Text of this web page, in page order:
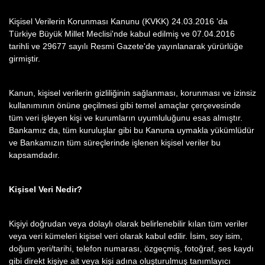
Kişisel Verilerin Korunması Kanunu (KVKK) 24.03.2016 'da
Türkiye Büyük Millet Meclisi'nde kabul edilmiş ve 07.04.2016
tarihli ve 29677 sayılı Resmi Gazete'de yayınlanarak yürürlüğe
girmiştir.
Kanun, kişisel verilerin gizliliğinin sağlanması, korunması ve izinsiz
kullanımının önüne geçilmesi gibi temel amaçlar çerçevesinde
tüm veri işleyen kişi ve kurumların uyumluluğunu esas almıştır.
Bankamız da, tüm kuruluşlar gibi bu Kanuna uymakla yükümlüdür
ve Bankamızın tüm süreçlerinde işlenen kişisel veriler bu
kapsamdadır.
Kişisel Veri Nedir?
Kişiyi doğrudan veya dolaylı olarak belirlenebilir kılan tüm veriler
veya veri kümeleri kişisel veri olarak kabul edilir. İsim, soy isim,
doğum yeri/tarihi, telefon numarası, özgeçmiş, fotoğraf, ses kaydı
gibi direkt kişiye ait veya kişi adına oluşturulmuş tanımlayıcı